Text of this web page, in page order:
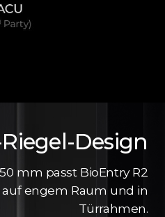
Design
mm passt BioEntry R2
engem Raum und in
Türrahmen.